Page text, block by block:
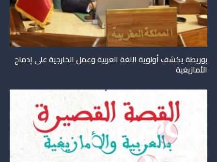
بوريطة يكشف أولوية اللغة العربية وعمل الخارجية على إدماج
الأمازيغية